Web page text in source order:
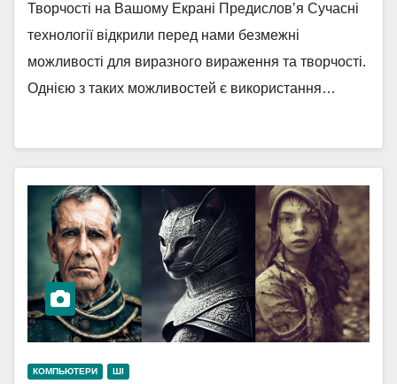
Творчості на Вашому Екрані Предислов’я Сучасні
технології відкрили перед нами безмежні
можливості для виразного вираження та творчості.
Однією з таких можливостей є використання…
КОМПЬЮТЕРИ ШІ